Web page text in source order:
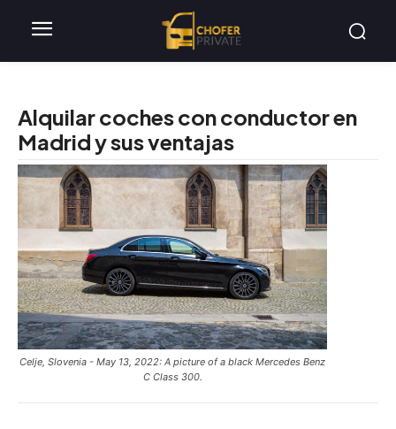
Alquilar coches con conductor en
Madrid y sus ventajas
Celje, Slovenia - May 13, 2022: A picture of a black Mercedes Benz
C Class 300.